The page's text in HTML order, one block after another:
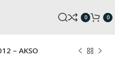
0 0
– AKSO